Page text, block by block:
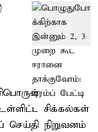
சிக்கல்கள்
செய்தி நிறுவனம்